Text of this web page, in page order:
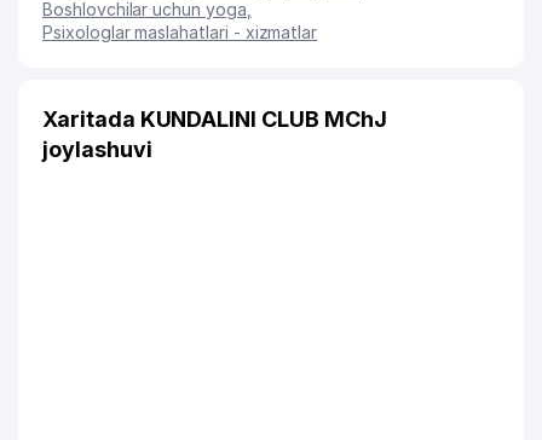
Boshlovchilar uchun yoga
Psixologlar maslahatlari - xizmatlar
Xaritada KUNDALINI CLUB MChJ
joylashuvi